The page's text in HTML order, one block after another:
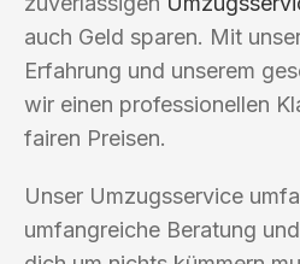
auch Geld sparen. Mit
Erfahrung und unserem
wir einen professionellen
fairen Preisen.
Unser Umzugsservice
umfangreiche Beratung